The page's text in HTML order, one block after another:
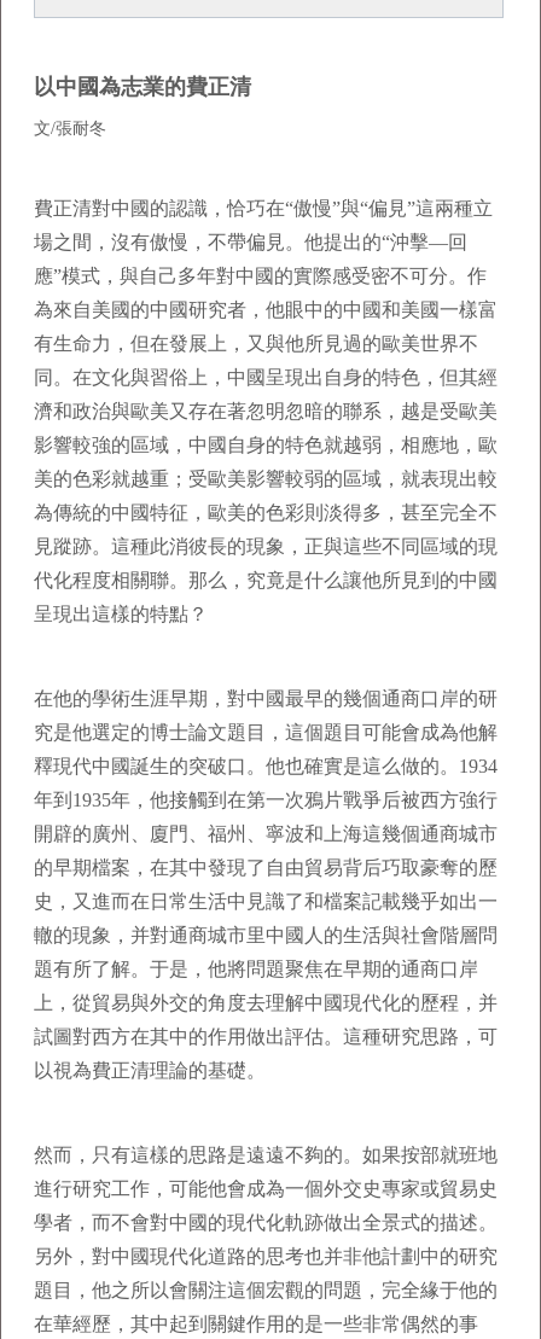
以中國為志業的費正清
文/張耐冬
費正清對中國的認識，恰巧在“傲慢”與“偏見”這兩種立
場之間，沒有傲慢，不帶偏見。他提出的“沖擊—回
應”模式，與自己多年對中國的實際感受密不可分。作
為來自美國的中國研究者，他眼中的中國和美國一樣富
有生命力，但在發展上，又與他所見過的歐美世界不
同。在文化與習俗上，中國呈現出自身的特色，但其經
濟和政治與歐美又存在著忽明忽暗的聯系，越是受歐美
影響較強的區域，中國自身的特色就越弱，相應地，歐
美的色彩就越重；受歐美影響較弱的區域，就表現出較
為傳統的中國特征，歐美的色彩則淡得多，甚至完全不
見蹤跡。這種此消彼長的現象，正與這些不同區域的現
代化程度相關聯。那么，究竟是什么讓他所見到的中國
呈現出這樣的特點？
在他的學術生涯早期，對中國最早的幾個通商口岸的研
究是他選定的博士論文題目，這個題目可能會成為他解
釋現代中國誕生的突破口。他也確實是這么做的。1934
年到1935年，他接觸到在第一次鴉片戰爭后被西方強行
開辟的廣州、廈門、福州、寧波和上海這幾個通商城市
的早期檔案，在其中發現了自由貿易背后巧取豪奪的歷
史，又進而在日常生活中見識了和檔案記載幾乎如出一
轍的現象，并對通商城市里中國人的生活與社會階層問
題有所了解。于是，他將問題聚焦在早期的通商口岸
上，從貿易與外交的角度去理解中國現代化的歷程，并
試圖對西方在其中的作用做出評估。這種研究思路，可
以視為費正清理論的基礎。
然而，只有這樣的思路是遠遠不夠的。如果按部就班地
進行研究工作，可能他會成為一個外交史專家或貿易史
學者，而不會對中國的現代化軌跡做出全景式的描述。
另外，對中國現代化道路的思考也并非他計劃中的研究
題目，他之所以會關注這個宏觀的問題，完全緣于他的
在華經歷，其中起到關鍵作用的是一些非常偶然的事